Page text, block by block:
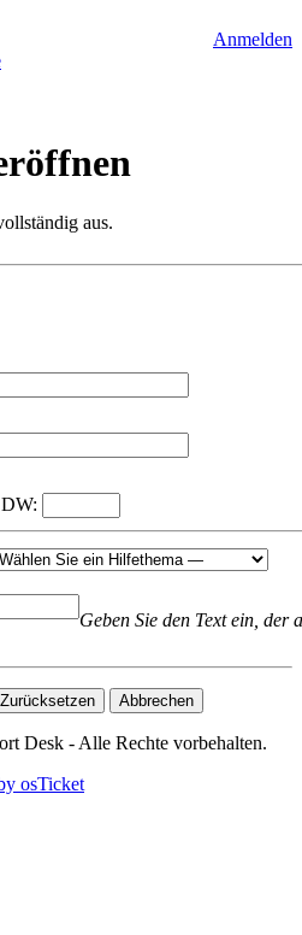
Anmelden
aus.
DW:
Geben Sie den Text ein, der
Desk - Alle Rechte vorbehalten.
osTicket